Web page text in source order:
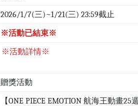
2026/1/7(三)~1/21(三) 23:59截止
※活動已結束※
※活動詳情※
贈獎活動
【ONE PIECE EMOTION 航海王動畫25